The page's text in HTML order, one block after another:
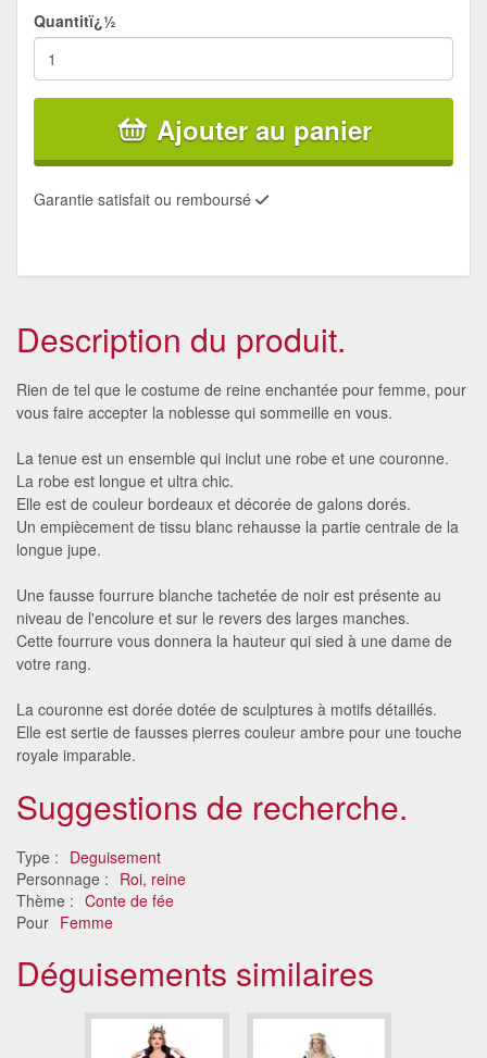
Quantitï¿½
Ajouter au panier
Garantie satisfait ou remboursé
Description du produit.
Rien de tel que le costume de reine enchantée pour femme, pour
vous faire accepter la noblesse qui sommeille en vous.
La tenue est un ensemble qui inclut une robe et une couronne.
La robe est longue et ultra chic.
Elle est de couleur bordeaux et décorée de galons dorés.
Un empiècement de tissu blanc rehausse la partie centrale de la
longue jupe.
Une fausse fourrure blanche tachetée de noir est présente au
niveau de l'encolure et sur le revers des larges manches.
Cette fourrure vous donnera la hauteur qui sied à une dame de
votre rang.
La couronne est dorée dotée de sculptures à motifs détaillés.
Elle est sertie de fausses pierres couleur ambre pour une touche
royale imparable.
Suggestions de recherche.
Type : Deguisement
Personnage : Roi, reine
Thème : Conte de fée
Pour Femme
Déguisements similaires